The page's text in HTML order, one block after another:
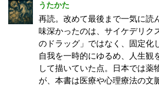
うたかた
再読。改めて最後まで一気に読
味深かったのは、サイケデリク
のドラッグ」ではなく、固定化
自我を一時的にゆるめ、人生観
して描いていた点。日本では薬
が、本書は医療や心理療法の文